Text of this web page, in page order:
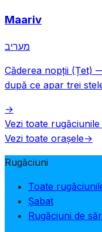
Maariv
מעריב
Căderea nopții (Țet)
după ce apar trei
→
Vezi toate
Vezi toate orașele→
Rugăciuni
Toate
Șabat
Rugăciuni de